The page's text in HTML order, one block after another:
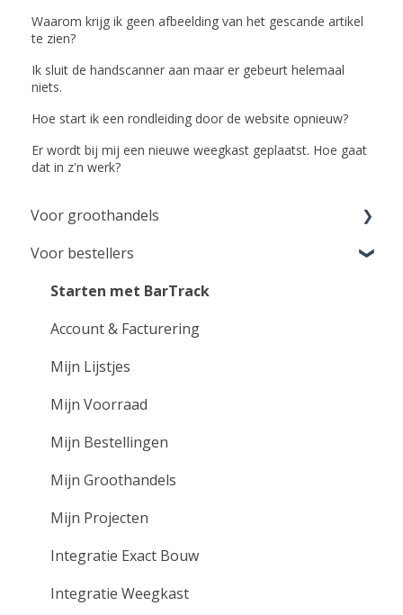
Waarom krijg ik geen afbeelding van het gescande artikel
te zien?
Ik sluit de handscanner aan maar er gebeurt helemaal
niets.
Hoe start ik een rondleiding door de website opnieuw?
Er wordt bij mij een nieuwe weegkast geplaatst. Hoe gaat
dat in z'n werk?
Voor groothandels
Aan de slag voor groothandels
Instellingen
Klant beheer & support
Bestellingen ontvangen
Integratie Exact Online
VMI Services
Instructie video's
Voor bestellers
Starten met BarTrack
Account & Facturering
Mijn Lijstjes
Mijn Voorraad
Mijn Bestellingen
Mijn Groothandels
Mijn Projecten
Integratie Exact Bouw
Integratie Weegkast